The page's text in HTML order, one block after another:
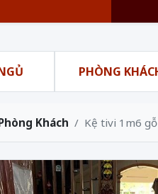
PHÒNG
Khách Kệ tivi 1m6